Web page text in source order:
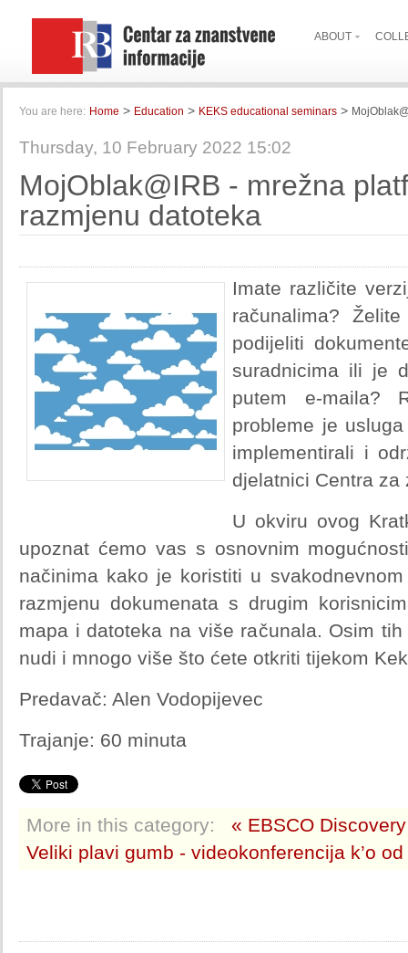
ABOUT
You are here: Home > Education > KEKS educational seminars >
Thursday, 10 February 2022 15:02
MojOblak@IRB - mrežna
razmjenu datoteka
Imate različite
računalima?
podijeliti
suradnicima ili je
putem e-maila?
probleme je
implementirali i
djelatnici Centra
U okviru ovog
upoznat ćemo vas s osnovnim
načinima kako je koristiti u
razmjenu dokumenata s drugim
mapa i datoteka na više računala. Osim
nudi i mnogo više što ćete otkriti tijekom
Predavač: Alen Vodopijevec
Trajanje: 60 minuta
More in this category:
« EBSCO
Veliki plavi gumb - videokonferencija k’o